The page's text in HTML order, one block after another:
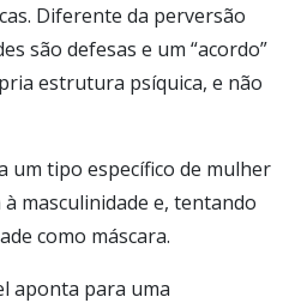
Diferente da perversão
são defesas e um “acordo”
estrutura psíquica, e não
um tipo específico de mulher
masculinidade e, tentando
como máscara.
aponta para uma